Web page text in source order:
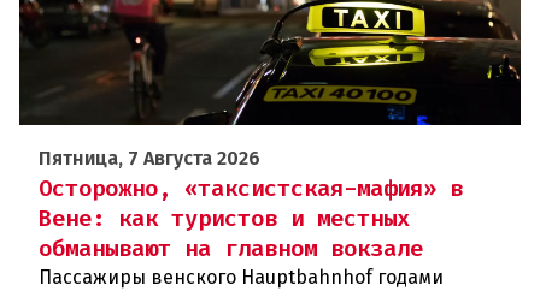
Пятница, 7 Августа 2026
Осторожно, «таксистская-мафия» в
Вене: как туристов и местных
обманывают на главном вокзале
Пассажиры венского Hauptbahnhof годами